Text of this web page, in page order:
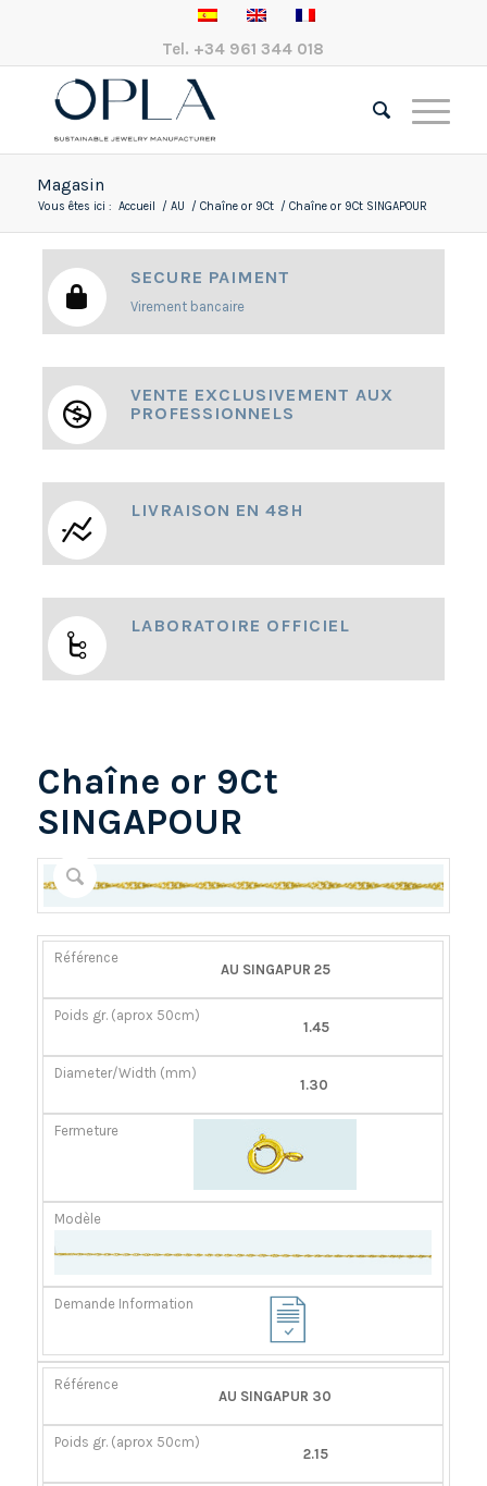
Tel. +34 961 344 018
Magasin
Vous êtes ici : Accueil / AU / Chaîne or 9Ct / Chaîne or 9Ct SINGAPOUR
SECURE PAIMENT
Virement bancaire
VENTE EXCLUSIVEMENT AUX
PROFESSIONNELS
LIVRAISON EN 48H
LABORATOIRE OFFICIEL
Chaîne or 9Ct
SINGAPOUR
RÉFÉRENCE
(APROX
DIAMÈTER/LARGEUR
AU SINGAPUR 25
1.45
1.30
AU SINGAPUR 30
2.15